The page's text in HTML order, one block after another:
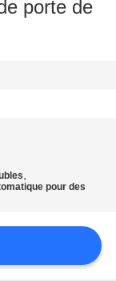
porte de
,
pour des